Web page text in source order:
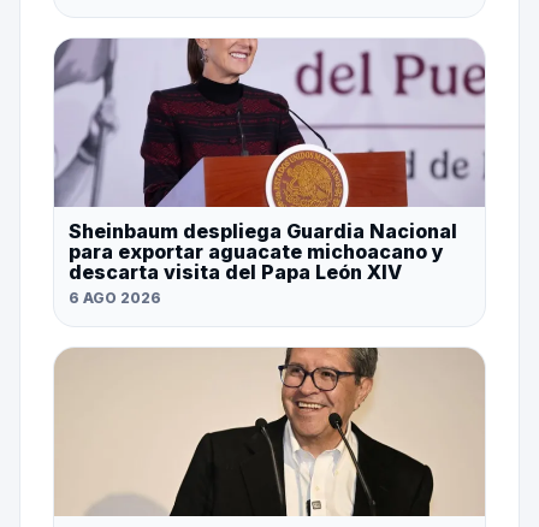
Sheinbaum despliega Guardia Nacional
para exportar aguacate michoacano y
descarta visita del Papa León XIV
6 AGO 2026